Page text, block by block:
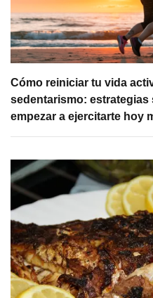
Cómo reiniciar tu vida
sedentarismo:
empezar a ejercitarte hoy